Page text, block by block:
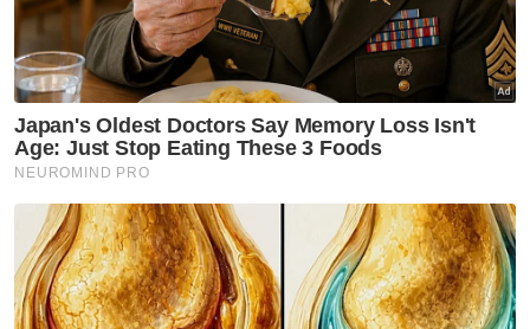
Selangor KL
Xplorasi Warisan KL: Edisi
Merdeka bawa rakyat telusuri
jejak kemerdekaan
Selangor KL
diperkemas, Azman mahu
pastikan kebajikan rakyat
terbela